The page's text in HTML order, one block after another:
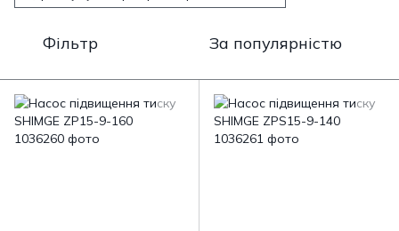
Фільтр За популярністю